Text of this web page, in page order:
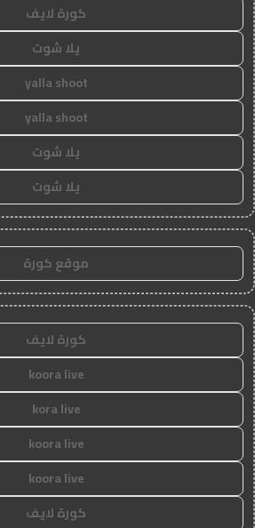
كورة لايف
يلا شوت
yalla shoot
yalla shoot
يلا شوت
يلا شوت
موقع كورة
كورة لايف
koora live
kora live
koora live
koora live
كورة لايف